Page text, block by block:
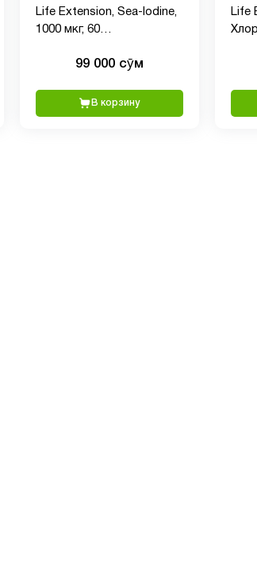
Life Extension, Sea-Iodine,
1000 мкг, 60
99 000 сӯм
В корзину
Life